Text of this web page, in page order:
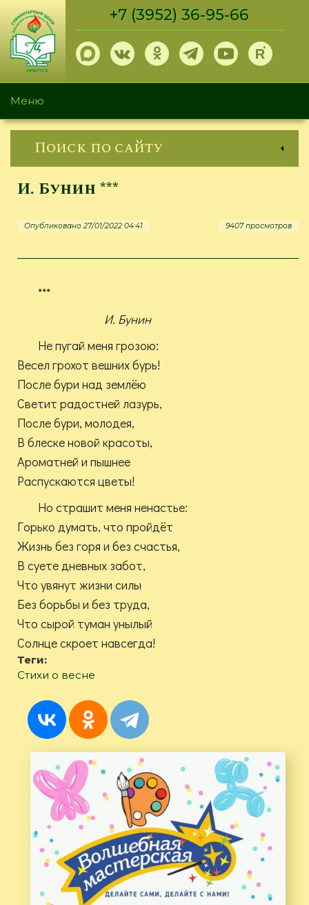
Перейти
основному
содержанию
+7 (3952) 36-95-66
Меню
Поиск по сайту
И. Бунин ***
Опубликовано 27/01/2022 04:41 9407 просмотров
***
И. Бунин
Не пугай меня грозою:
Весел грохот вешних бурь!
После бури над землёю
Светит радостней лазурь,
После бури, молодея,
В блеске новой красоты,
Ароматней и пышнее
Распускаются цветы!
Но страшит меня ненастье:
Горько думать, что пройдёт
Жизнь без горя и без счастья,
В суете дневных забот,
Что увянут жизни силы
Без борьбы и без труда,
Что сырой туман унылый
Солнце скроет навсегда!
Теги:
Стихи о весне